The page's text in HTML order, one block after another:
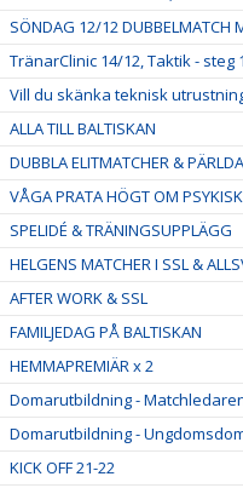
SÖNDAG 12/12 DUBBELMATCH
TränarClinic 14/12, Taktik - steg 1
Vill du skänka teknisk
ALLA TILL BALTISKAN
DUBBLA ELITMATCHER &
VÅGA PRATA HÖGT OM
SPELIDÉ & TRÄNINGSUPPLÄGG
HELGENS MATCHER I SSL &
AFTER WORK & SSL
FAMILJEDAG PÅ BALTISKAN
HEMMAPREMIÄR x 2
Domarutbildning -
Domarutbildning -
KICK OFF 21-22